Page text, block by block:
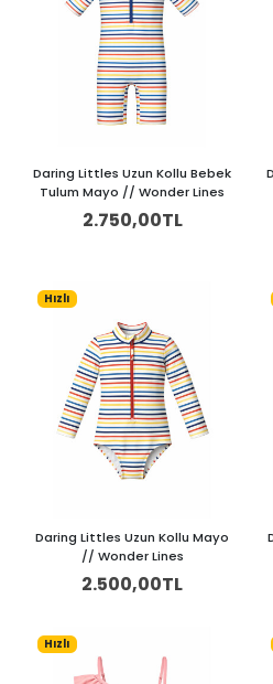
Daring Littles Uzun Kollu Bebek
Tulum Mayo // Wonder Lines
2.750,00TL
Hızlı
Daring Littles Uzun Kollu Mayo
// Wonder Lines
2.500,00TL
Hızlı